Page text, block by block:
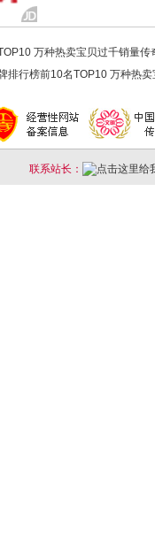
万种热卖宝贝过千销量
行榜前10名TOP10 万种热
联系站长：